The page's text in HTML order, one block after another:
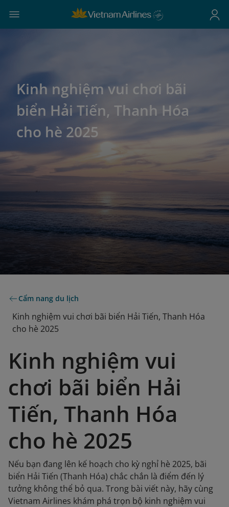
Kinh nghiệm vui chơi bãi
biển Hải Tiến, Thanh Hóa
cho hè 2025
Cẩm nang du lịch
Kinh nghiệm vui chơi bãi biển Hải Tiến, Thanh Hóa
cho hè 2025
Kinh nghiệm vui
chơi bãi biển Hải
Tiến, Thanh Hóa
cho hè 2025
Nếu bạn đang lên kế hoạch cho kỳ nghỉ hè 2025, bãi
biển Hải Tiến (Thanh Hóa) chắc chắn là điểm đến lý
tưởng không thể bỏ qua. Trong bài viết này, hãy cùng
Vietnam Airlines khám phá trọn bộ kinh nghiệm vui